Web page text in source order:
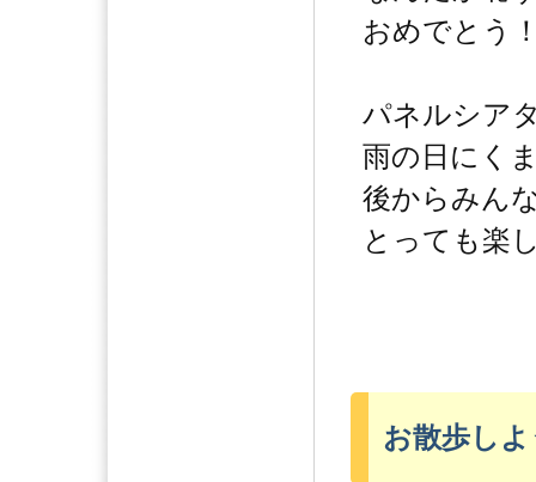
おめでとう
パネルシア
雨の日にく
後からみん
とっても楽
お散歩し